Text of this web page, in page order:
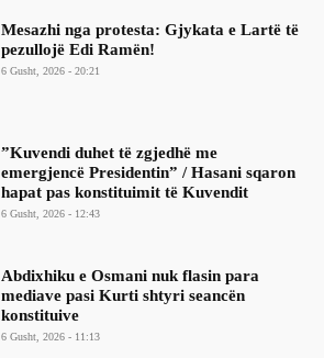
Mesazhi nga protesta: Gjykata e Lartë të
pezullojë Edi Ramën!
6 Gusht, 2026 - 20:21
​”Kuvendi duhet të zgjedhë me
emergjencë Presidentin” / Hasani sqaron
hapat pas konstituimit të Kuvendit
6 Gusht, 2026 - 12:43
Abdixhiku e Osmani nuk flasin para
mediave pasi Kurti shtyri seancën
konstituive
6 Gusht, 2026 - 11:13